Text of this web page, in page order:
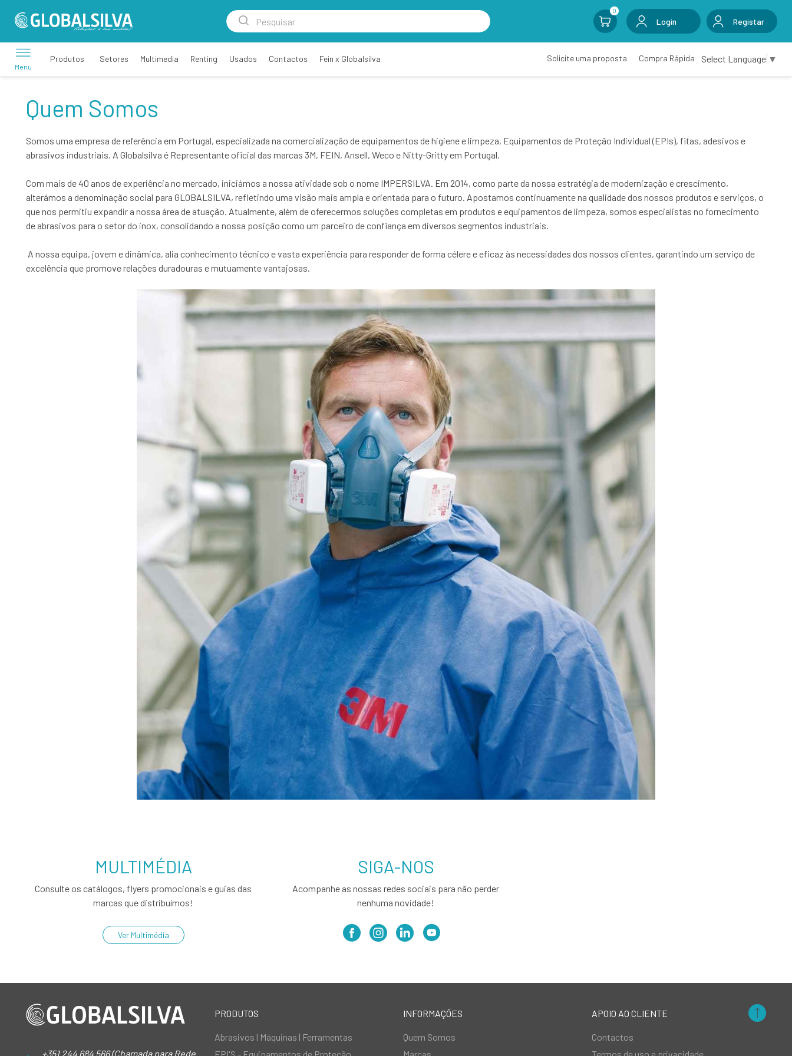
0
Login Registar
Menu
Produtos Setores Multimedia Renting Usados Contactos Fein x Globalsilva Solicite uma proposta Compra Rápida Select Language ▼
Quem Somos
Somos uma empresa de referência em Portugal, especializada na comercialização de equipamentos de higiene e limpeza, Equipamentos de Proteção Individual (EPIs), fitas, adesivos e
abrasivos industriais. A Globalsilva é Representante oficial das marcas 3M, FEIN, Ansell, Weco e Nitty-Gritty em Portugal.
Com mais de 40 anos de experiência no mercado, iniciámos a nossa atividade sob o nome IMPERSILVA. Em 2014, como parte da nossa estratégia de modernização e crescimento,
alterámos a denominação social para GLOBALSILVA, refletindo uma visão mais ampla e orientada para o futuro. Apostamos continuamente na qualidade dos nossos produtos e serviços, o
que nos permitiu expandir a nossa área de atuação. Atualmente, além de oferecermos soluções completas em produtos e equipamentos de limpeza, somos especialistas no fornecimento
de abrasivos para o setor do inox, consolidando a nossa posição como um parceiro de confiança em diversos segmentos industriais.
A nossa equipa, jovem e dinâmica, alia conhecimento técnico e vasta experiência para responder de forma célere e eficaz às necessidades dos nossos clientes, garantindo um serviço de
excelência que promove relações duradouras e mutuamente vantajosas.
MULTIMÉDIA
Consulte os catálogos, flyers promocionais e guias das
marcas que distribuímos!
Ver Multimédia
SIGA-NOS
Acompanhe as nossas redes sociais para não perder
nenhuma novidade!
+351 244 684 566 (Chamada para Rede
PRODUTOS
Abrasivos | Máquinas | Ferramentas
INFORMAÇÕES
Quem Somos
APOIO AO CLIENTE
Contactos